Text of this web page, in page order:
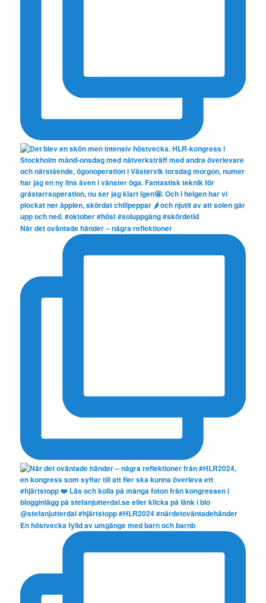
När det oväntade händer – några reflektioner
En höstvecka fylld av umgänge med barn och barnb